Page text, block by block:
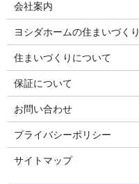
会社案内
ヨシダホームの住まいづくり
住まいづくりについて
保証について
お問い合わせ
プライバシーポリシー
サイトマップ